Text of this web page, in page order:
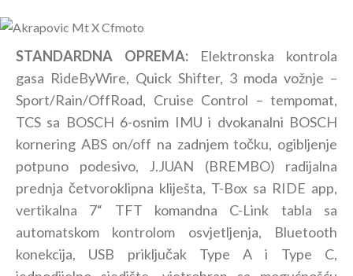
STANDARDNA OPREMA: Elektronska kontrola
gasa RideByWire, Quick Shifter, 3 moda vožnje –
Sport/Rain/OffRoad, Cruise Control – tempomat,
TCS sa BOSCH 6-osnim IMU i dvokanalni BOSCH
kornering ABS on/off na zadnjem točku, ogibljenje
potpuno podesivo, J.JUAN (BREMBO) radijalna
prednja četvoroklipna kliješta, T-Box sa RIDE app,
vertikalna 7“ TFT komandna C-Link tabla sa
automatskom kontrolom osvjetljenja, Bluetooth
konekcija, USB priključak Type A i Type C,